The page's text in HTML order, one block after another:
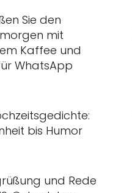
Sie den
mit
Kaffee und
WhatsApp
bis Humor
und Rede